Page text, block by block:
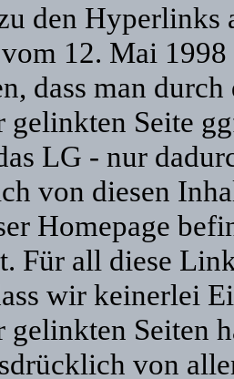
den Hyperlinks
12. Mai 1998
dass man
gelinkten Seite
LG - nur
von diesen
Homepage
Für all diese
wir keinerlei
gelinkten Seiten
von